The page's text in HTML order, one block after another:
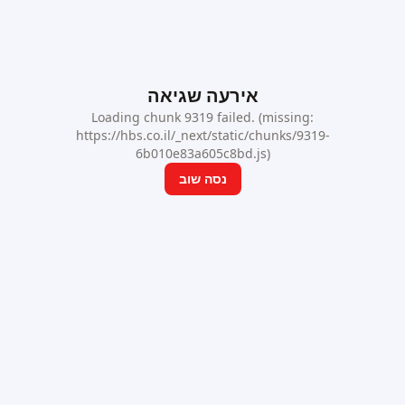
אירעה שגיאה
Loading chunk 9319 failed. (missing:
https://hbs.co.il/_next/static/chunks/9319-
6b010e83a605c8bd.js)